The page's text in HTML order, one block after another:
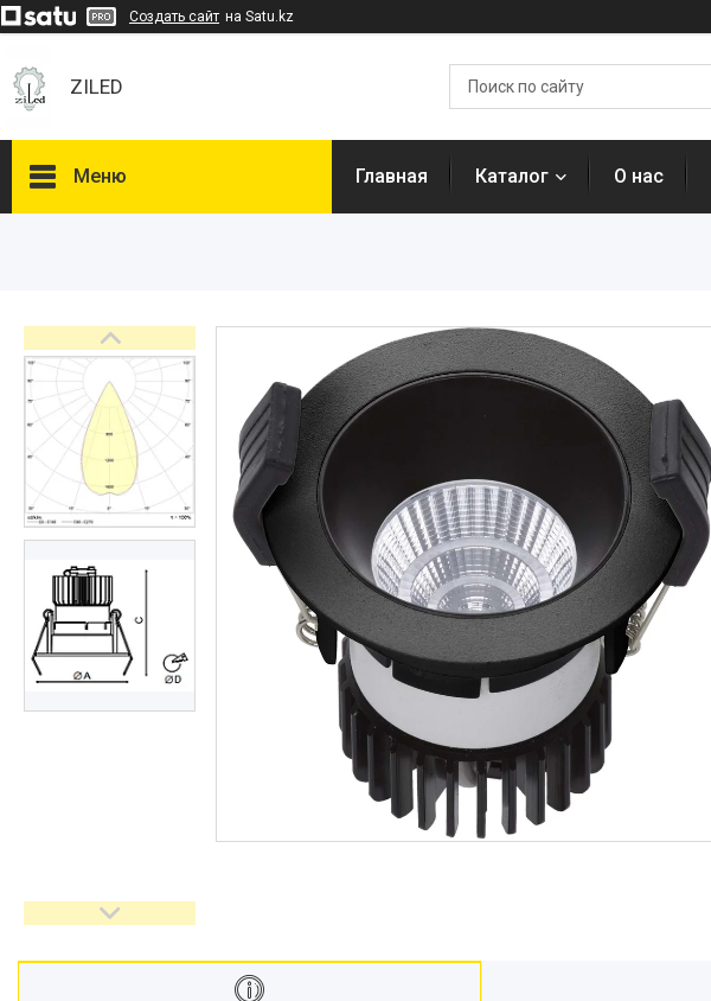
Создать сайт на Satu.kz
ZILED
Меню
ФАРЛАЙТ
NLCO
INNOLUX
Отзывы
Главная Каталог О нас